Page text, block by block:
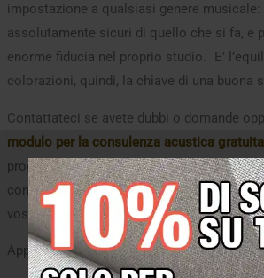
impostazione a qualsiasi genere musicale:
assolutamente sicuri di quello che si fa, e
enorme fiducia nel proprio studio. E’
colorazioni, quindi, la chiave di una buona
Contattateci se avete dubbi o domande
modulo per la consulenza acustica gratuita
progetto acustico personalizzato: saremo
compiere un passo fondamentale per la
vostro studio e delle vostre passioni!
Approfondimenti: